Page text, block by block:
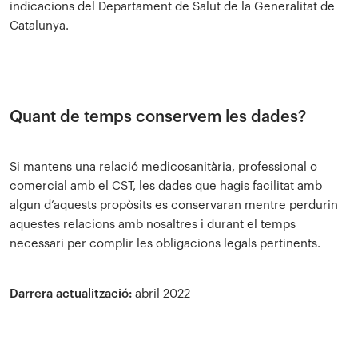
indicacions del Departament de Salut de la Generalitat de
Catalunya.
Quant de temps conservem les dades?
Si mantens una relació medicosanitària, professional o
comercial amb el CST, les dades que hagis facilitat amb
algun d’aquests propòsits es conservaran mentre perdurin
aquestes relacions amb nosaltres i durant el temps
necessari per complir les obligacions legals pertinents.
Darrera actualització: abril 2022